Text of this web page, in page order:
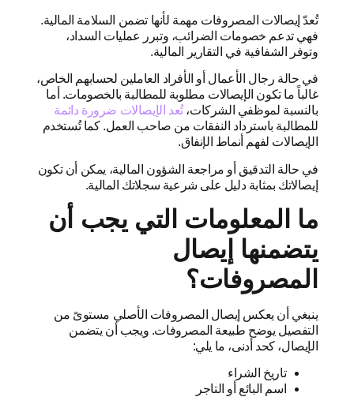
تُعدّ إيصالات المصروفات مهمة لأنها تضمن السلامة المالية.
فهي تدعم خصومات الضرائب، وتبرر عمليات السداد،
وتوفر الشفافية في التقارير المالية.
في حالة رجال الأعمال أو الأفراد العاملين لحسابهم الخاص،
غالباً ما تكون الإيصالات مطلوبة للمطالبة بالخصومات. أما
بالنسبة لموظفي الشركات،تُعد الإيصالات ضرورة دائمة
للمطالبة باسترداد النفقات من صاحب العمل. كما تُستخدم
الإيصالات لفهم أنماط الإنفاق.
في حالة التدقيق أو مراجعة الشؤون المالية، يمكن أن تكون
إيصالاتك بمثابة دليل على شرعية سجلاتك المالية.
ما المعلومات التي يجب أن
يتضمنها إيصال
المصروفات؟
ينبغي أن يعكس إيصال المصروفات الأصلي مستوىً من
التفصيل يوضح طبيعة المصروفات. ويجب أن يتضمن
الإيصال، كحد أدنى، ما يلي:
تاريخ الشراء
اسم البائع أو التاجر